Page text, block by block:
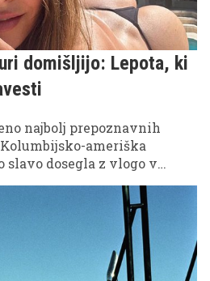
domišljijo: Lepota, ki
najbolj prepoznavnih
ameriška
dosegla z vlogo v
in svojim značilnim